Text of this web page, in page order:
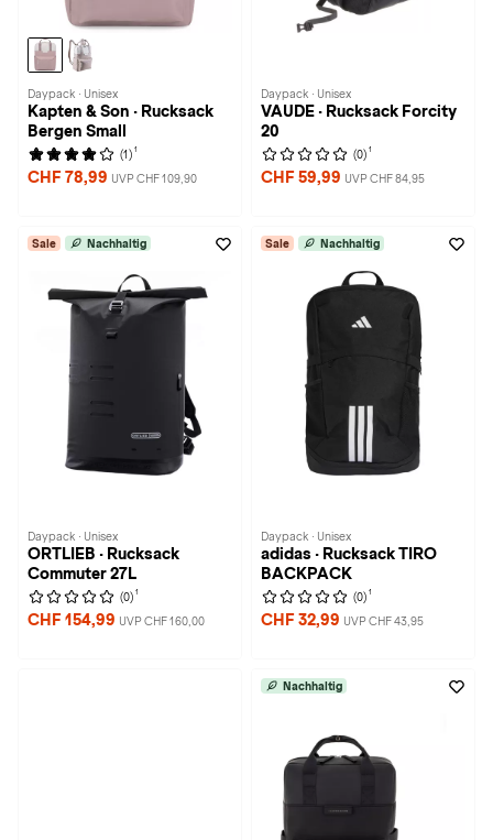
Daypack · Unisex
Kapten & Son · Rucksack
Bergen Small
(1) 1
CHF 78,99 UVP CHF 109,90
Daypack · Unisex
VAUDE · Rucksack Forcity
20
(0) 1
CHF 59,99 UVP CHF 84,95
Sale Nachhaltig
Daypack · Unisex
ORTLIEB · Rucksack
Commuter 27L
(0) 1
CHF 154,99 UVP CHF 160,00
Sale Nachhaltig
Daypack · Unisex
adidas · Rucksack TIRO
BACKPACK
(0) 1
CHF 32,99 UVP CHF 43,95
Nachhaltig